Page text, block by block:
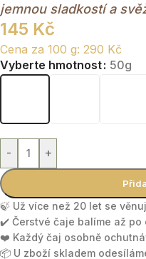
jemnou sladkostí a
145 Kč
Cena za 100 g: 290 Kč
Vyberte hmotnost 50g
- +
🍃 Už více než 20 let se
✔️ Čerstvé čaje balíme až po
❤️ Každý čaj osobně
📦 U zboží skladem